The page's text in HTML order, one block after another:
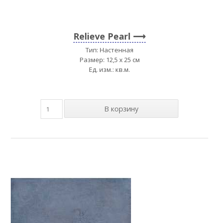
Relieve Pearl
Тип: Настенная
Размер: 12,5 x 25 см
Ед. изм.: кв.м.